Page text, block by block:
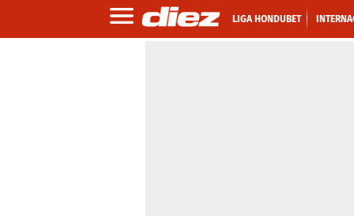
LIGA HONDUBET